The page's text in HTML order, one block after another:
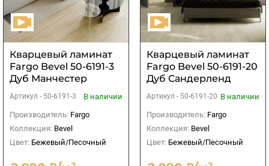
Кварцевый ламинат
Fargo Bevel 50-6191-3
Дуб Манчестер
Артикул - 50-6191-3
В наличии
Производитель: Fargo
Коллекция: Bevel
Цвет: Бежевый/Песочный
Кварцевый ламинат
Fargo Bevel 50-6191-20
Дуб Сандерленд
Артикул - 50-6191-20 В наличии
Производитель: Fargo
Коллекция: Bevel
Цвет: Бежевый/Песочный